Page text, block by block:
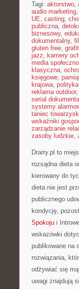
Tagi: aktorstwo,
audio marketing,
UE, casting,
publiczna,
biznesowy,
dokumentalny,
gluten free,
jazz, kamery
media
klasyczna,
księgowe,
krajowa,
reklama outdoor,
serial
systemy
taniec
wskaźniki
zarządzanie
zasoby ludzkie,
Drarry.pl to
rozsądna dieta
kierowany do
dieta nie jest
publicznego
kondycję,
Spokoju i
wskazówki
publikowane na
rozwiązania,
odżywiać się
uwagi znajdują